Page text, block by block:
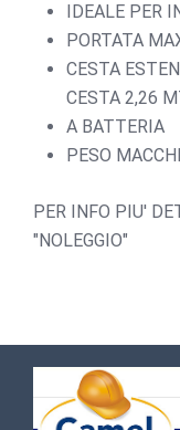
IDEALE PER
PORTATA
CESTA
CESTA 2,26
A BATTERIA
PESO
PER INFO PIU'
"NOLEGGIO"